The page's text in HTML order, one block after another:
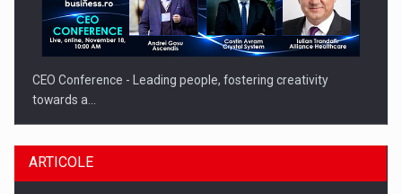
CEO Conference - Leading people, fostering creativity
towards a…
ARTICOLE